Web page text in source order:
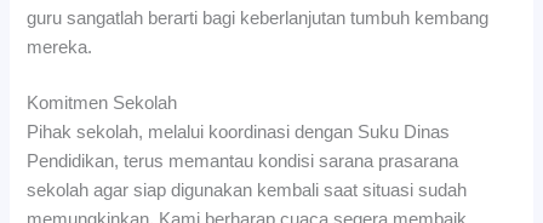
guru sangatlah berarti bagi keberlanjutan tumbuh kembang
mereka.
Komitmen Sekolah
Pihak sekolah, melalui koordinasi dengan Suku Dinas
Pendidikan, terus memantau kondisi sarana prasarana
sekolah agar siap digunakan kembali saat situasi sudah
memungkinkan. Kami berharap cuaca segera membaik